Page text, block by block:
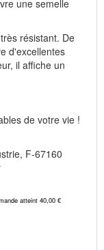
une semelle
résistant. De
d'excellentes
il affiche un
de votre vie !
F-67160
atteint 40,00 €